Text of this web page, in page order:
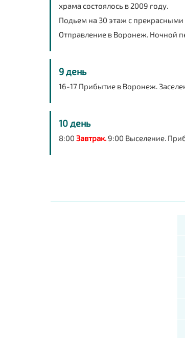
храма состоялось в 2009 году.
Подьем на 30 этаж с
Отправление в Воронеж. Ночной
9 день
16-17 Прибытие в Воронеж.
10 день
8:00Завтрак.9:00 Выселение.